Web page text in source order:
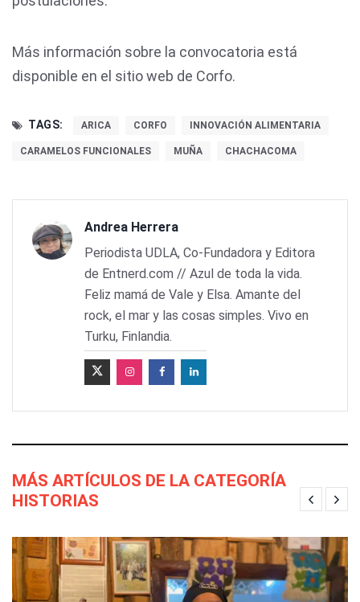
Más información sobre la convocatoria está
disponible en el sitio web de Corfo.
TAGS: ARICA CORFO INNOVACIÓN ALIMENTARIA
CARAMELOS FUNCIONALES MUÑA CHACHACOMA
Andrea Herrera
Periodista UDLA, Co-Fundadora y Editora
de Entnerd.com // Azul de toda la vida.
Feliz mamá de Vale y Elsa. Amante del
rock, el mar y las cosas simples. Vivo en
Turku, Finlandia.
MÁS ARTÍCULOS DE LA CATEGORÍA
HISTORIAS